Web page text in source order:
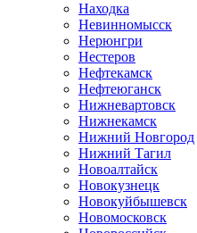
Находка
Невинномысск
Нерюнгри
Нестеров
Нефтекамск
Нефтеюганск
Нижневартовск
Нижнекамск
Нижний Новгород
Нижний Тагил
Новоалтайск
Новокузнецк
Новокуйбышевск
Новомосковск